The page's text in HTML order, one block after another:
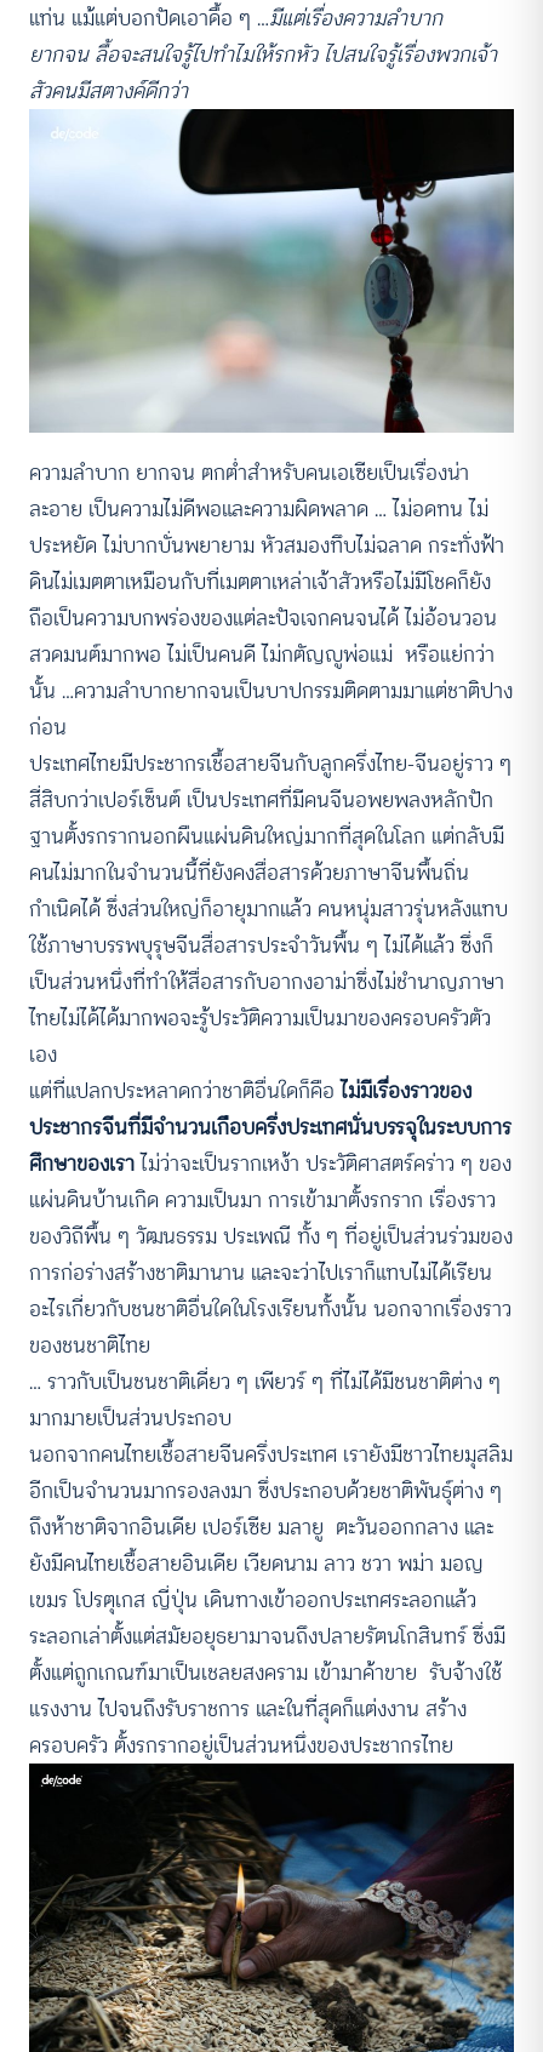
แท่น แม้แต่บอกปัดเอาดื้อ ๆ …มีแต่เรื่องความลำบาก
ยากจน ลื้อจะสนใจรู้ไปทำไมให้รกหัว ไปสนใจรู้เรื่องพวกเจ้า
สัวคนมีสตางค์ดีกว่า
ความลำบาก ยากจน ตกต่ำสำหรับคนเอเซียเป็นเรื่องน่า
ละอาย เป็นความไม่ดีพอและความผิดพลาด … ไม่อดทน ไม่
ประหยัด ไม่บากบั่นพยายาม หัวสมองทึบไม่ฉลาด กระทั่งฟ้า
ดินไม่เมตตาเหมือนกับที่เมตตาเหล่าเจ้าสัวหรือไม่มีโชคก็ยัง
ถือเป็นความบกพร่องของแต่ละปัจเจกคนจนได้ ไม่อ้อนวอน
สวดมนต์มากพอ ไม่เป็นคนดี ไม่กตัญญูพ่อแม่ หรือแย่กว่า
นั้น …ความลำบากยากจนเป็นบาปกรรมติดตามมาแต่ชาติปาง
ก่อน
ประเทศไทยมีประชากรเชื้อสายจีนกับลูกครึ่งไทย-จีนอยู่ราว ๆ
สี่สิบกว่าเปอร์เซ็นต์ เป็นประเทศที่มีคนจีนอพยพลงหลักปัก
ฐานตั้งรกรากนอกผืนแผ่นดินใหญ่มากที่สุดในโลก แต่กลับมี
คนไม่มากในจำนวนนี้ที่ยังคงสื่อสารด้วยภาษาจีนพื้นถิ่น
กำเนิดได้ ซึ่งส่วนใหญ่ก็อายุมากแล้ว คนหนุ่มสาวรุ่นหลังแทบ
ใช้ภาษาบรรพบุรุษจีนสื่อสารประจำวันพื้น ๆ ไม่ได้แล้ว ซึ่งก็
เป็นส่วนหนึ่งที่ทำให้สื่อสารกับอากงอาม่าซึ่งไม่ชำนาญภาษา
ไทยไม่ได้ได้มากพอจะรู้ประวัติความเป็นมาของครอบครัวตัว
เอง
แต่ที่แปลกประหลาดกว่าชาติอื่นใดก็คือไม่มีเรื่องราวของ
ประชากรจีนที่มีจำนวนเกือบครึ่งประเทศนั่นบรรจุในระบบการ
ศึกษาของเราไม่ว่าจะเป็นรากเหง้า ประวัติศาสตร์คร่าว ๆ ของ
แผ่นดินบ้านเกิด ความเป็นมา การเข้ามาตั้งรกราก เรื่องราว
ของวิถีพื้น ๆ วัฒนธรรม ประเพณี ทั้ง ๆ ที่อยู่เป็นส่วนร่วมของ
การก่อร่างสร้างชาติมานาน และจะว่าไปเราก็แทบไม่ได้เรียน
อะไรเกี่ยวกับชนชาติอื่นใดในโรงเรียนทั้งนั้น นอกจากเรื่องราว
ของชนชาติไทย
… ราวกับเป็นชนชาติเดี่ยว ๆ เพียวร์ ๆ ที่ไม่ได้มีชนชาติต่าง ๆ
มากมายเป็นส่วนประกอบ
นอกจากคนไทยเชื้อสายจีนครึ่งประเทศ เรายังมีชาวไทยมุสลิม
อีกเป็นจำนวนมากรองลงมา ซึ่งประกอบด้วยชาติพันธุ์ต่าง ๆ
ถึงห้าชาติจากอินเดีย เปอร์เซีย มลายู ตะวันออกกลาง และ
ยังมีคนไทยเชื้อสายอินเดีย เวียดนาม ลาว ชวา พม่า มอญ
เขมร โปรตุเกส ญี่ปุ่น เดินทางเข้าออกประเทศระลอกแล้ว
ระลอกเล่าตั้งแต่สมัยอยุธยามาจนถึงปลายรัตนโกสินทร์ ซึ่งมี
ตั้งแต่ถูกเกณฑ์มาเป็นเชลยสงคราม เข้ามาค้าขาย รับจ้างใช้
แรงงาน ไปจนถึงรับราชการ และในที่สุดก็แต่งงาน สร้าง
ครอบครัว ตั้งรกรากอยู่เป็นส่วนหนึ่งของประชากรไทย